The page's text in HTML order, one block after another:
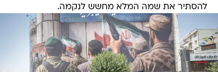
להסתיר את שמה המלא מחשש לנקמה.